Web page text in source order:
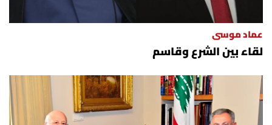
عماد موسى
لقاء بين الشرع وقاسم